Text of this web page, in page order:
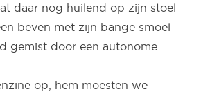
daar nog huilend op zijn stoel
beven met zijn bange smoel
gemist door een autonome
op, hem moesten we